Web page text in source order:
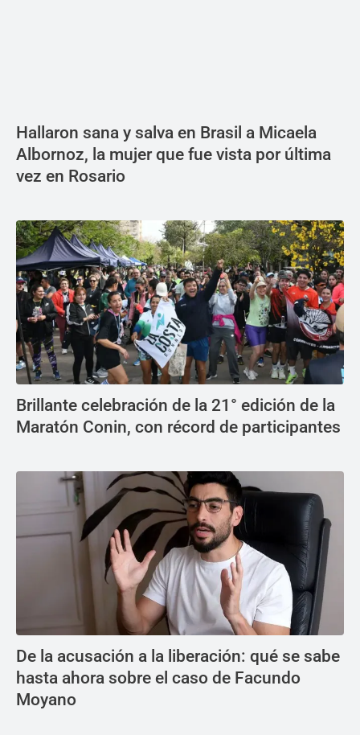
Hallaron sana y salva en Brasil a Micaela
Albornoz, la mujer que fue vista por última
vez en Rosario
Brillante celebración de la 21° edición de la
Maratón Conin, con récord de participantes
De la acusación a la liberación: qué se sabe
hasta ahora sobre el caso de Facundo
Moyano